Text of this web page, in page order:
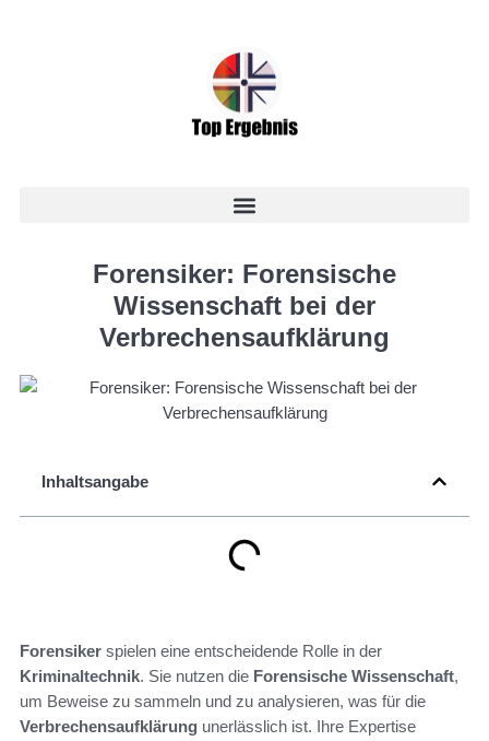
Forensiker: Forensische
Wissenschaft bei der
Verbrechensaufklärung
Inhaltsangabe
Forensiker spielen eine entscheidende Rolle in der
Kriminaltechnik. Sie nutzen die Forensische Wissenschaft,
um Beweise zu sammeln und zu analysieren, was für die
Verbrechensaufklärung unerlässlich ist. Ihre Expertise